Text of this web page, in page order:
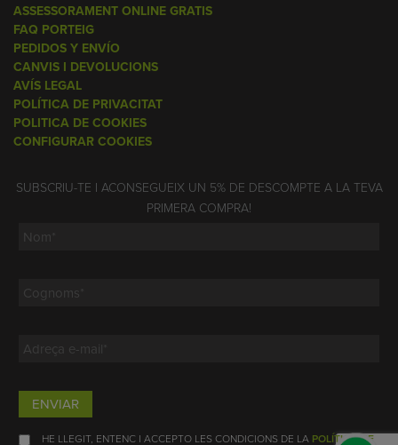
ASSESSORAMENT ONLINE GRATIS
FAQ PORTEIG
PEDIDOS Y ENVÍO
CANVIS I DEVOLUCIONS
AVÍS LEGAL
POLÍTICA DE PRIVACITAT
POLITICA DE COOKIES
CONFIGURAR COOKIES
SUBSCRIU-TE I ACONSEGUEIX UN 5% DE DESCOMPTE A LA TEVA
PRIMERA COMPRA!
ENVIAR
HE LLEGIT, ENTENC I ACCEPTO LES CONDICIONS DE LA POLÍTICA DE